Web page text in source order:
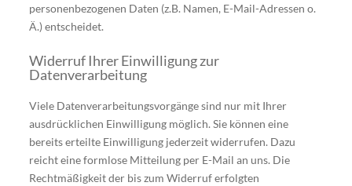
personenbezogenen Daten (z.B. Namen, E-Mail-Adressen o.
Ä.) entscheidet.
Widerruf Ihrer Einwilligung zur
Datenverarbeitung
Viele Datenverarbeitungsvorgänge sind nur mit Ihrer
ausdrücklichen Einwilligung möglich. Sie können eine
bereits erteilte Einwilligung jederzeit widerrufen. Dazu
reicht eine formlose Mitteilung per E-Mail an uns. Die
Rechtmäßigkeit der bis zum Widerruf erfolgten